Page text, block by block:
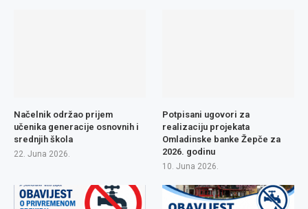
Načelnik održao prijem
učenika generacije osnovnih i
srednjih škola
22. Juna 2026.
Potpisani ugovori za
realizaciju projekata
Omladinske banke Žepče za
2026. godinu
10. Juna 2026.